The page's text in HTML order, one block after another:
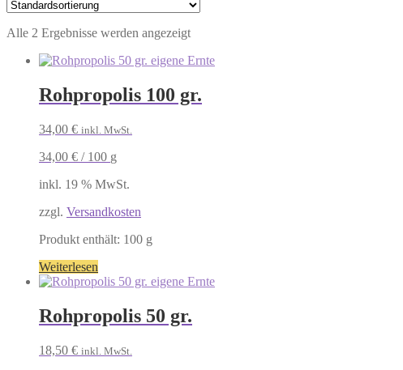
Alle 2 Ergebnisse werden angezeigt
Rohpropolis 100 gr.
34,00 € inkl. MwSt.
34,00 € / 100 g
inkl. 19 % MwSt.
zzgl. Versandkosten
Produkt enthält: 100 g
Weiterlesen
Rohpropolis 50 gr.
18,50 € inkl. MwSt.